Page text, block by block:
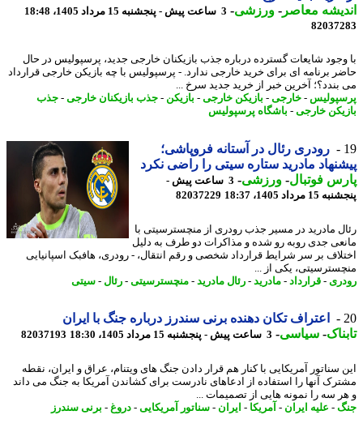
معاصر-ورزشی-3 ساعت پیش - پنجشنبه 15 مرداد 1405، 18:48
شایعات گسترده درباره جذب بازیکنان خارجی جدید، پرسپولیس در حال
برنامه ای برای خرید خارجی ندارد. - پرسپولیس با چه بازیکن خارجی قرارداد
آخرین خبر از خرید جدید سرخ ...
-خارجی-بازیکن خارجی-بازیکن -جذب بازیکنان خارجی-جذب
خارجی-باشگاه پرسپولیس
رودری رئال در آستانه فروپاشی؛
مادرید ستاره سیتی را راضی نکرد
فوتبال-ورزشی-
3 ساعت پیش -
1405، 18:37
82037229
مادرید در مسیر جذب رودری از منچسترسیتی با
جدی روبه رو شده و مذاکرات دو طرف به دلیل
بر سر شرایط قرارداد شخصی و رقم انتقال، - رودری، هافبک اسپانیایی
یکی از ...
- قرارداد -مادرید- رئال مادرید- منچسترسیتی-رئال -سیتی
اعتراف تکان دهنده برنی سندرز درباره جنگ با ایران
-سیاسی-3 ساعت پیش - پنجشنبه 15 مرداد 1405، 18:30 82037193
سناتور آمریکایی با کنار هم قرار دادن جنگ های ویتنام، عراق و ایران، نقطه
آنها را استفاده از ادعاهای نادرست برای کشاندن آمریکا به جنگ می داند
سه را نمونه هایی از تصمیمات ...
-علیه ایران - آمریکا- ایران - سناتور آمریکایی-دروغ- برنی سندرز